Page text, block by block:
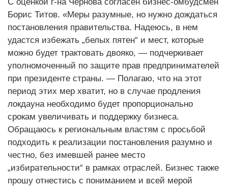
С оценкой г-на Чернова согласен бизнес-омбудсмен
Борис Титов. «Меры разумные, но нужно дождаться
постановления правительства. Надеюсь, в нем
удастся избежать „белых пятен“ и мест, которые
можно будет трактовать двояко, — подчеркивает
уполномоченный по защите прав предпринимателей
при президенте страны. — Полагаю, что на этот
период этих мер хватит, но в случае продления
локдауна необходимо будет пропорционально
срокам увеличивать и поддержку бизнеса.
Обращаюсь к региональным властям с просьбой
подходить к реализации постановления разумно и
честно, без имевшей ранее место
„избирательности“ в рамках отраслей. Бизнес также
прошу отнестись с пониманием и всей мерой